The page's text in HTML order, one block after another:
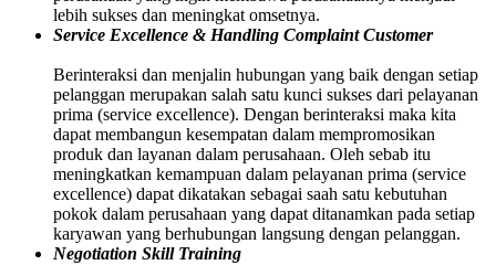
lebih sukses dan meningkat omsetnya.
Service Excellence & Handling Complaint Customer
Berinteraksi dan menjalin hubungan yang baik dengan setiap
pelanggan merupakan salah satu kunci sukses dari pelayanan
prima (service excellence). Dengan berinteraksi maka kita
dapat membangun kesempatan dalam mempromosikan
produk dan layanan dalam perusahaan. Oleh sebab itu
meningkatkan kemampuan dalam pelayanan prima (service
excellence) dapat dikatakan sebagai saah satu kebutuhan
pokok dalam perusahaan yang dapat ditanamkan pada setiap
karyawan yang berhubungan langsung dengan pelanggan.
Negotiation Skill Training